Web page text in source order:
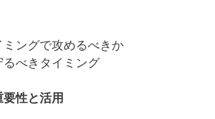
ミングで攻めるべきか
るべきタイミング
性と活用